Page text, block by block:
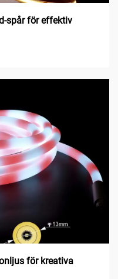
spår för effektiv
för kreativa